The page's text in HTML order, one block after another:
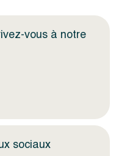
vous à notre
sociaux